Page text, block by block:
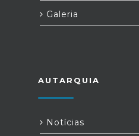
Galeria
AUTARQUIA
Notícias